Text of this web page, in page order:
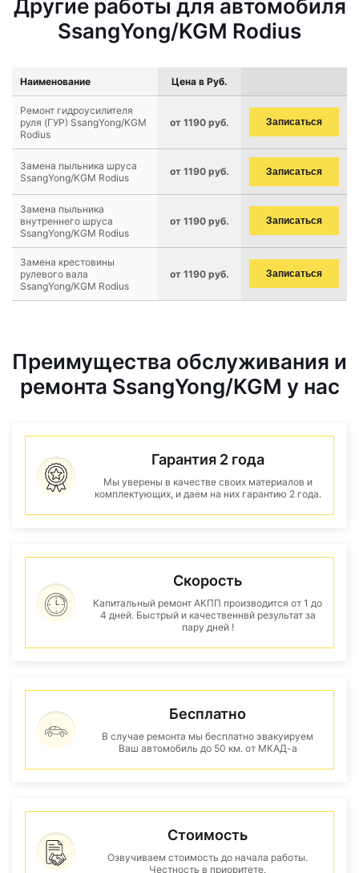
Другие работы для автомобиля
SsangYong/KGM Rodius
Наименование Цена в Руб.
Ремонт гидроусилителя
руля (ГУР) SsangYong/KGM
Rodius
от 1190 руб. Записаться
Замена пыльника шруса
SsangYong/KGM Rodius
от 1190 руб. Записаться
Замена пыльника
внутреннего шруса
SsangYong/KGM Rodius
от 1190 руб. Записаться
Замена крестовины
рулевого вала
SsangYong/KGM Rodius
от 1190 руб. Записаться
Преимущества обслуживания и
ремонта SsangYong/KGM у нас
Гарантия 2 года
Мы уверены в качестве своих материалов и
комплектующих, и даем на них гарантию 2 года.
Скорость
Капитальный ремонт АКПП производится от 1 до
4 дней. Быстрый и качественнвй результат за
пару дней !
Бесплатно
В случае ремонта мы бесплатно эвакуируем
Ваш автомобиль до 50 км. от МКАД-а
Стоимость
Озвучиваем стоимость до начала работы.
Честность в приоритете.